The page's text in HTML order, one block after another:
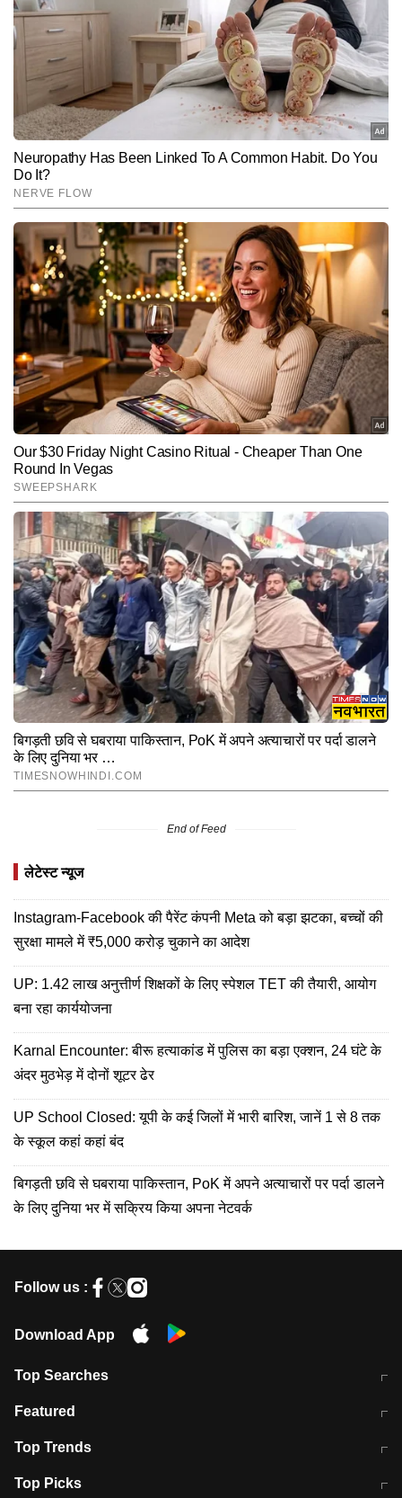
End of Feed
लेटेस्ट न्यूज
Instagram-Facebook की पैरेंट कंपनी Meta को बड़ा झटका, बच्चों की
सुरक्षा मामले में ₹5,000 करोड़ चुकाने का आदेश
UP: 1.42 लाख अनुत्तीर्ण शिक्षकों के लिए स्पेशल TET की तैयारी, आयोग
बना रहा कार्ययोजना
Karnal Encounter: बीरू हत्याकांड में पुलिस का बड़ा एक्शन, 24 घंटे के
अंदर मुठभेड़ में दोनों शूटर ढेर
UP School Closed: यूपी के कई जिलों में भारी बारिश, जानें 1 से 8 तक
के स्कूल कहां कहां बंद
बिगड़ती छवि से घबराया पाकिस्तान, PoK में अपने अत्याचारों पर पर्दा डालने
के लिए दुनिया भर में सक्रिय किया अपना नेटवर्क
Follow us :
Download App
Top Searches
मुंबई में लगे 'जेन जी' के पोस्टर, लिखा- 'मैं
Featured
10 अगस्त को विधानसभा का घेराव करेंगे
Top Trends
RBI का नया नियम: अब बैंकों को अपनी सभी
Top Picks